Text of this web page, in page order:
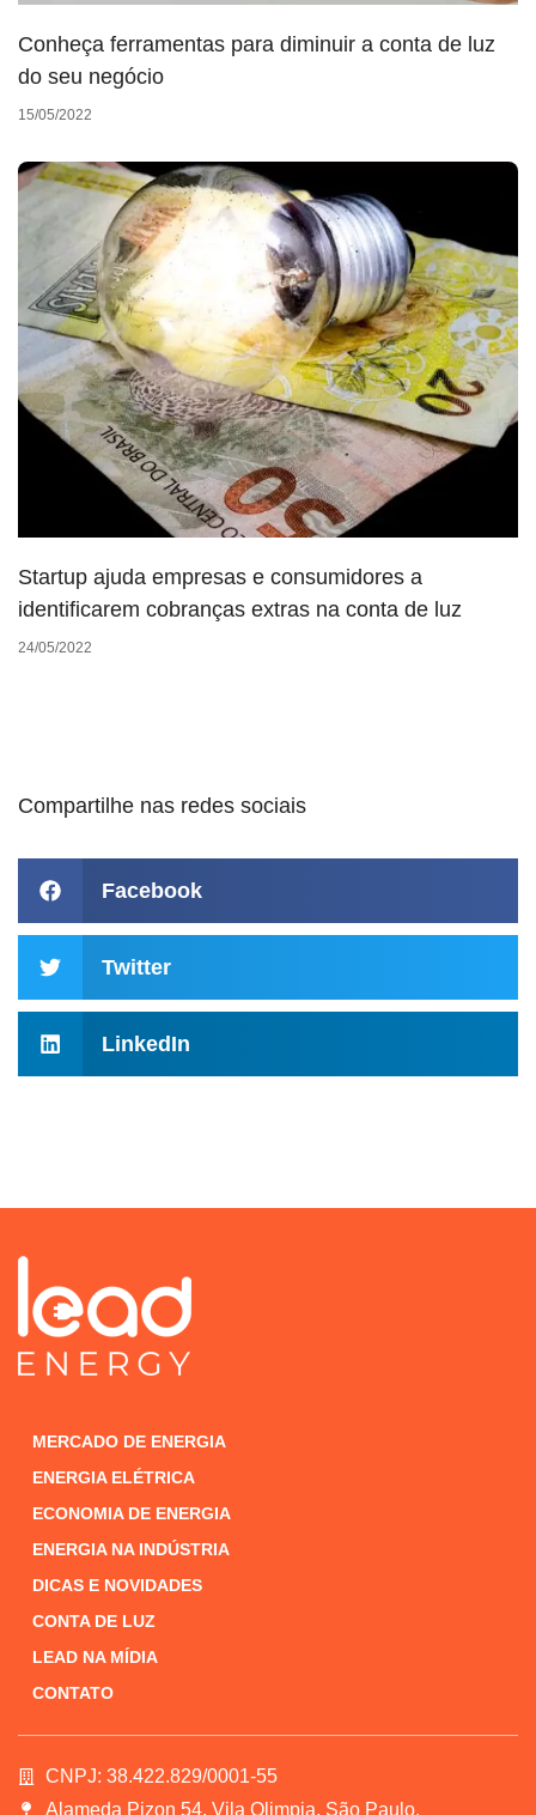
Conheça ferramentas para diminuir a conta de luz
do seu negócio
15/05/2022
Startup ajuda empresas e consumidores a
identificarem cobranças extras na conta de luz
24/05/2022
Compartilhe nas redes sociais
Facebook
Twitter
LinkedIn
MERCADO DE ENERGIA
ENERGIA ELÉTRICA
ECONOMIA DE ENERGIA
ENERGIA NA INDÚSTRIA
DICAS E NOVIDADES
CONTA DE LUZ
LEAD NA MÍDIA
CONTATO
CNPJ: 38.422.829/0001-55
Alameda Pizon 54, Vila Olimpia, São Paulo.